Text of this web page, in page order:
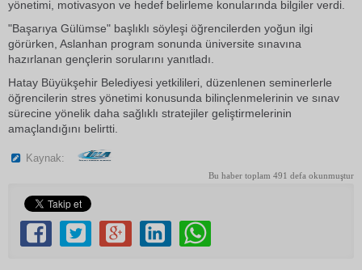
yönetimi, motivasyon ve hedef belirleme konularında bilgiler verdi.
"Başarıya Gülümse" başlıklı söyleşi öğrencilerden yoğun ilgi
görürken, Aslanhan program sonunda üniversite sınavına
hazırlanan gençlerin sorularını yanıtladı.
Hatay Büyükşehir Belediyesi yetkilileri, düzenlenen seminerlerle
öğrencilerin stres yönetimi konusunda bilinçlenmelerinin ve sınav
sürecine yönelik daha sağlıklı stratejiler geliştirmelerinin
amaçlandığını belirtti.
Kaynak:
Bu haber toplam 491 defa okunmuştur